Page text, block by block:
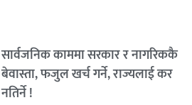
सार्वजनिक काममा सरकार र नागरिककै
बेवास्ता, फजुल खर्च गर्ने, राज्यलाई कर
नतिर्ने !